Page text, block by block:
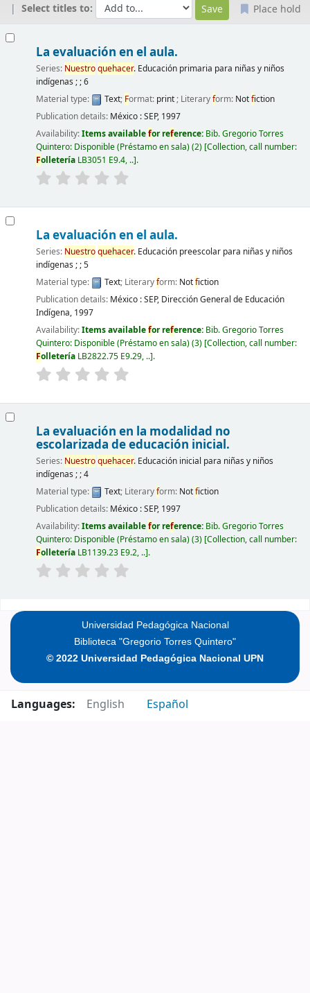
Select titles to:
Place hold
La evaluación en el aula.
Series: Nuestroquehacer. Educación primaria para niñas y niños
indígenas ; ; 6
Material type:
Text; Format: print; Literaryform: Notfiction
Publication details: México :SEP, 1997
Availability:Items availablefor reference: Bib. Gregorio Torres
Quintero: Disponible (Préstamo en sala)(2) Collection, call number:
Folletería LB3051 E9.4, .. .
La evaluación en el aula.
Series: Nuestroquehacer. Educación preescolar para niñas y niños
indígenas ; ; 5
Material type:
Text; Literaryform: Notfiction
Publication details: México :SEP, Dirección General de Educación
Indígena, 1997
Availability:Items availablefor reference: Bib. Gregorio Torres
Quintero: Disponible (Préstamo en sala)(3) Collection, call number:
Folletería LB2822.75 E9.29, .. .
La evaluación en la modalidad no
escolarizada de educación inicial.
Series: Nuestroquehacer. Educación inicial para niñas y niños
indígenas ; ; 4
Material type:
Text; Literaryform: Notfiction
Publication details: México :SEP, 1997
Availability:Items availablefor reference: Bib. Gregorio Torres
Quintero: Disponible (Préstamo en sala)(3) Collection, call number:
Folletería LB1139.23 E9.2, .. .
Universidad Pedagógica Nacional
Biblioteca "Gregorio Torres Quintero"
© 2022 Universidad Pedagógica Nacional UPN
Languages: English Español